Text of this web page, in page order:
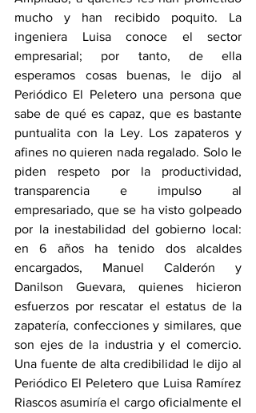
mucho y han recibido poquito. La
ingeniera Luisa conoce el sector
empresarial; por tanto, de ella
esperamos cosas buenas, le dijo al
Periódico El Peletero una persona que
sabe de qué es capaz, que es bastante
puntualita con la Ley. Los zapateros y
afines no quieren nada regalado. Solo le
piden respeto por la productividad,
transparencia e impulso al
empresariado, que se ha visto golpeado
por la inestabilidad del gobierno local:
en 6 años ha tenido dos alcaldes
encargados, Manuel Calderón y
Danilson Guevara, quienes hicieron
esfuerzos por rescatar el estatus de la
zapatería, confecciones y similares, que
son ejes de la industria y el comercio.
Una fuente de alta credibilidad le dijo al
Periódico El Peletero que Luisa Ramírez
Riascos asumiría el cargo oficialmente el